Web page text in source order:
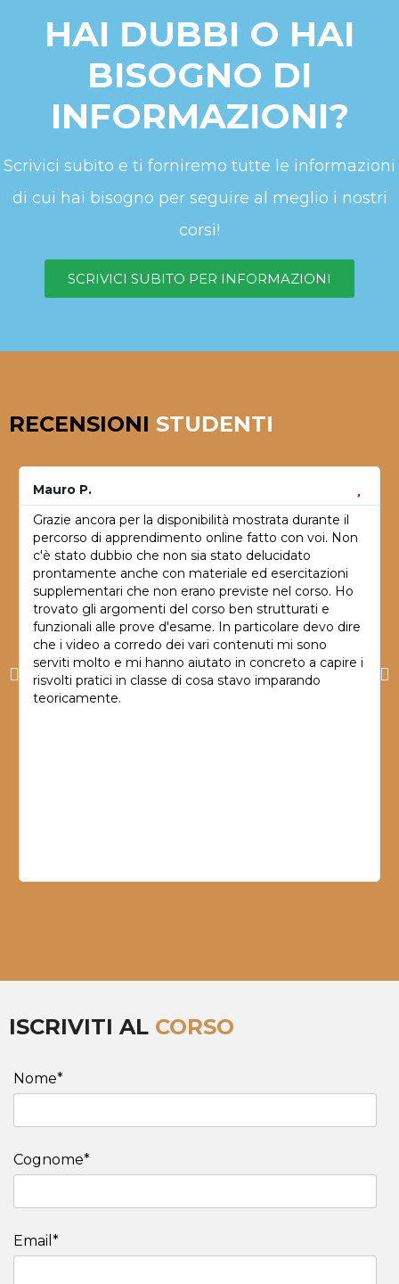
HAI DUBBI O HAI
BISOGNO DI
INFORMAZIONI?
Scrivici subito e ti forniremo tutte le informazioni
di cui hai bisogno per seguire al meglio i nostri
corsi!
SCRIVICI SUBITO PER INFORMAZIONI
RECENSIONI STUDENTI
Mauro P.
Grazie ancora per la disponibilità mostrata durante il
percorso di apprendimento online fatto con voi. Non
c'è stato dubbio che non sia stato delucidato
prontamente anche con materiale ed esercitazioni
supplementari che non erano previste nel corso. Ho
trovato gli argomenti del corso ben strutturati e
funzionali alle prove d'esame. In particolare devo dire
che i video a corredo dei vari contenuti mi sono
serviti molto e mi hanno aiutato in concreto a capire i
risvolti pratici in classe di cosa stavo imparando
teoricamente.
ISCRIVITI AL CORSO
Nome*
Cognome*
Email*